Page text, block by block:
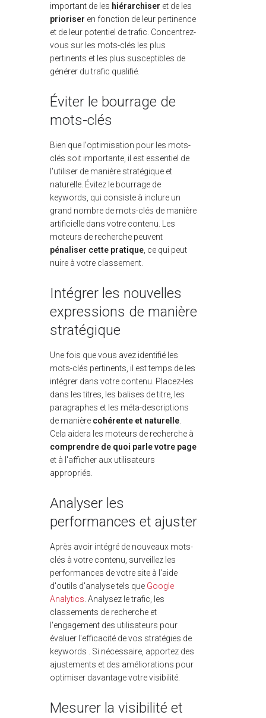
important de les hiérarchiser et de les
prioriser en fonction de leur pertinence
et de leur potentiel de trafic. Concentrez-
vous sur les mots-clés les plus
pertinents et les plus susceptibles de
générer du trafic qualifié.
Éviter le bourrage de
mots-clés
Bien que l'optimisation pour les mots-
clés soit importante, il est essentiel de
l'utiliser de manière stratégique et
naturelle. Évitez le bourrage de
keywords, qui consiste à inclure un
grand nombre de mots-clés de manière
artificielle dans votre contenu. Les
moteurs de recherche peuvent
pénaliser cette pratique , ce qui peut
nuire à votre classement.
Intégrer les nouvelles
expressions de manière
stratégique
Une fois que vous avez identifié les
mots-clés pertinents, il est temps de les
intégrer dans votre contenu. Placez-les
dans les titres, les balises de titre, les
paragraphes et les méta-descriptions
de manière cohérente et naturelle
Cela aidera les moteurs de recherche à
comprendre de quoi parle votre page
et à l'afficher aux utilisateurs
appropriés.
Analyser les
performances et ajuster
Après avoir intégré de nouveaux mots-
clés à votre contenu, surveillez les
performances de votre site à l'aide
d'outils d'analyse tels que Google
Analytics . Analysez le trafic, les
classements de recherche et
l'engagement des utilisateurs pour
évaluer l'efficacité de vos stratégies de
keywords . Si nécessaire, apportez des
ajustements et des améliorations pour
optimiser davantage votre visibilité.
Mesurer la visibilité et